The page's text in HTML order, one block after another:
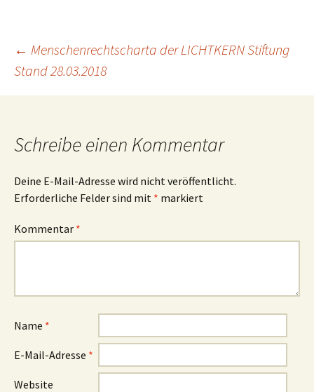
Beitragsnavigation
← Menschenrechtscharta der LICHTKERN Stiftung
Stand 28.03.2018
Schreibe einen Kommentar
Deine E-Mail-Adresse wird nicht veröffentlicht.
Erforderliche Felder sind mit * markiert
Kommentar *
Name *
E-Mail-Adresse *
Website